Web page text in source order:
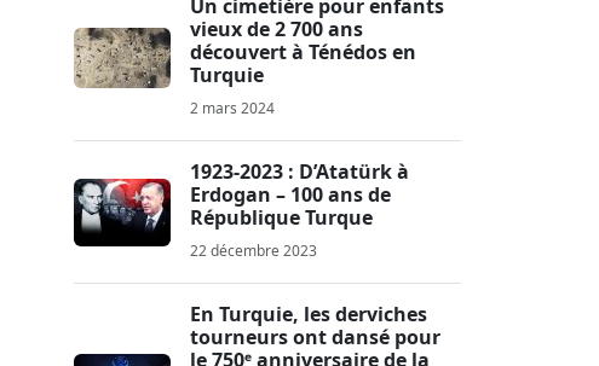
Un cimetière pour enfants
vieux de 2 700 ans
découvert à Ténédos en
Turquie
2 mars 2024
1923-2023 : D’Atatürk à
Erdogan – 100 ans de
République Turque
22 décembre 2023
En Turquie, les derviches
tourneurs ont dansé pour
le 750ᵉ anniversaire de la